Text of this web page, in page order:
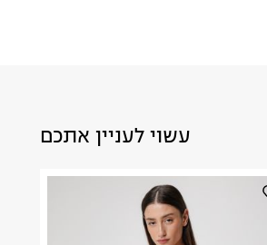
עשוי לעניין אתכם